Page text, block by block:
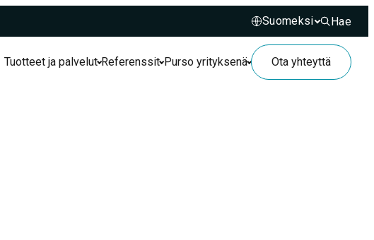
Hae
Hae
Tuotteet ja palvelut Referenssit Purso yrityksenä Ota yhteyttä